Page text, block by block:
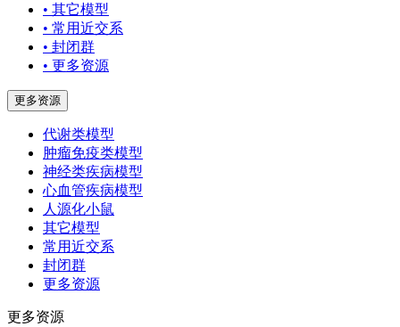
• 其它模型
• 常用近交系
• 封闭群
• 更多资源
更多资源
代谢类模型
肿瘤免疫类模型
神经类疾病模型
心血管疾病模型
人源化小鼠
其它模型
常用近交系
封闭群
更多资源
更多资源